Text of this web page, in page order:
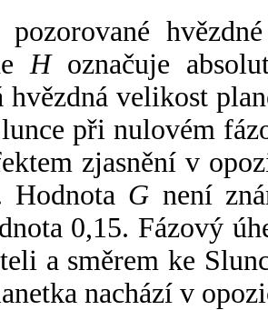
Hoznačuje
hvězdná velikost
při nulovém
zjasnění v
Hodnota G není
0,15. Fázový
a směrem ke
nachází v